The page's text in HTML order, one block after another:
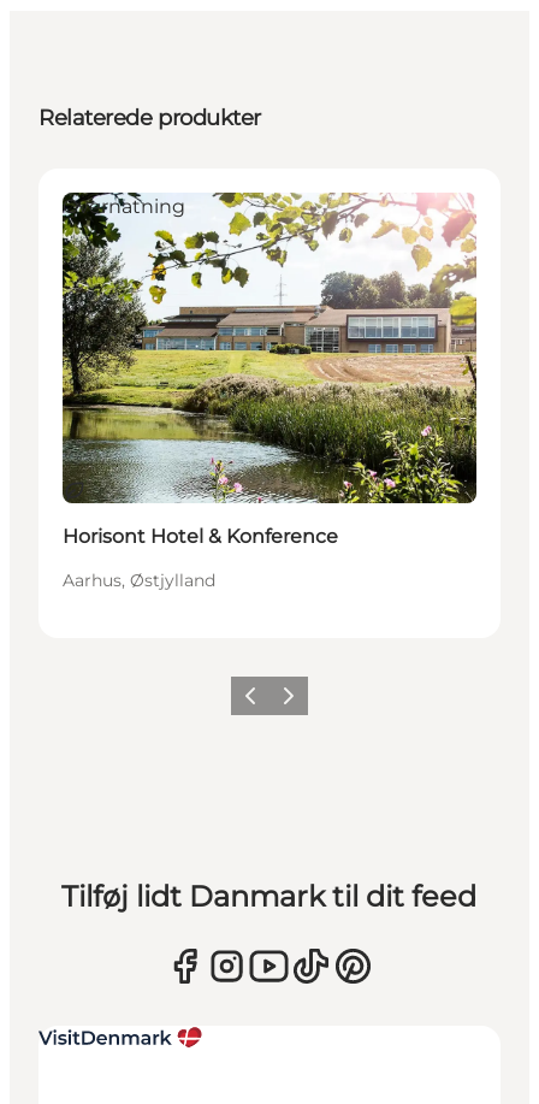
Relaterede produkter
Bæredygtige oplevelser
Overnatning
Horisont Hotel & Konference
Aarhus, Østjylland
ForrigeNæste
Tilføj lidt Danmark til dit feed